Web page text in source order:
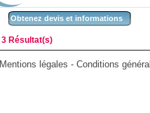
Obtenez devis et informations
3 Résultat(s)
Mentions légales - Conditions